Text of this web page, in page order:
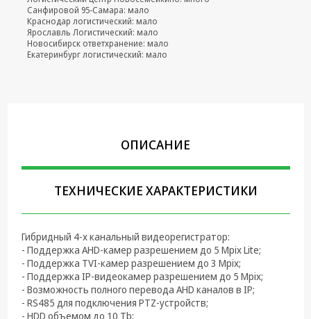
Крепеж,
Инструменты
Батарейки,
Телефония
Климатическая
Электрика
Светотехника
Товары для
дома и Бытовая
техника
Санфировой 95-Самара: мало
Краснодар логистический: мало
Ярославль Логистический: мало
Новосибирск ответхранение: мало
Екатеринбург логистический: мало
ОПИСАНИЕ
ТЕХНИЧЕСКИЕ ХАРАКТЕРИСТИКИ
Гибридный 4-х канальный видеорегистратор:
- Поддержка AHD-камер разрешением до 5 Mpix Lite;
- Поддержка TVI-камер разрешением до 3 Mpix;
- Поддержка IP-видеокамер разрешением до 5 Mpix;
- Возможность полного перевода AHD каналов в IP;
- RS485 для подключения PTZ-устройств;
- HDD объемом до 10 Tb;